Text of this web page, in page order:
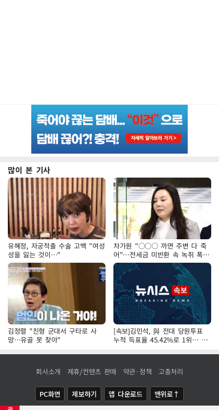
많이 본 기사
유혜정, 자궁적출 수술 고백 "여성
성을 잃는 것이…"
차가원 "○○○ 까면 주변 다 죽
어"…전세금 미반환 속 녹취 폭로
파장
김정렬 "친형 군대서 구타로 사
망…유골 못 찾아"
[속보]김민석, 與 전대 당원투표
누적 득표율 45.42%로 1위… 정
청래 44.56%
회사소개 제휴/컨텐츠 판매 약관·정책 고충처리
PC화면 제보하기 앱 다운로드 맨위로↑